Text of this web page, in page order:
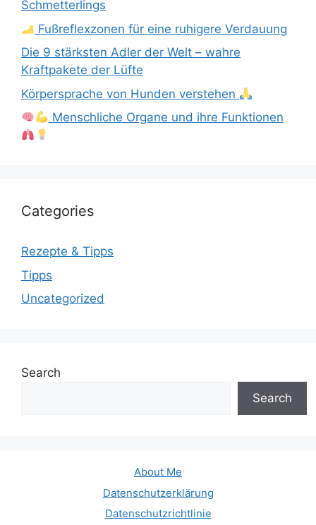
Schmetterlings
Fußreflexzonen für eine ruhigere Verdauung
Die 9 stärksten Adler der Welt – wahre
Kraftpakete der Lüfte
Körpersprache von Hunden verstehen
Menschliche Organe und ihre Funktionen
Categories
Rezepte & Tipps
Tipps
Uncategorized
Search
Search
About Me
Datenschutzerklärung
Datenschutzrichtlinie